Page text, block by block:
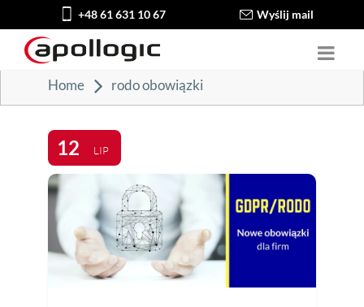
+48 61 631 10 67 Wyślij mail
Home rodo obowiązki
12 LIP